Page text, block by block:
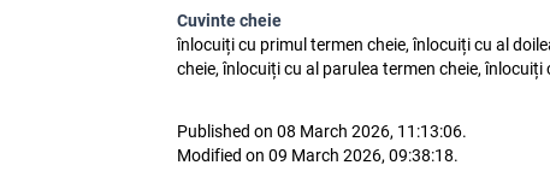
Cuvinte cheie
înlocuiți cu primul termen cheie, înlocuiți cu al
cheie, înlocuiți cu al parulea termen cheie, înlocuiți
Published on 08 March 2026, 11:13:06.
Modified on 09 March 2026, 09:38:18.